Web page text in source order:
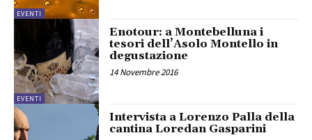
EVENTI
EVENTI
Enotour: a Montebelluna i
tesori dell’Asolo Montello in
degustazione
14 Novembre 2016
Intervista a Lorenzo Palla della
cantina Loredan Gasparini